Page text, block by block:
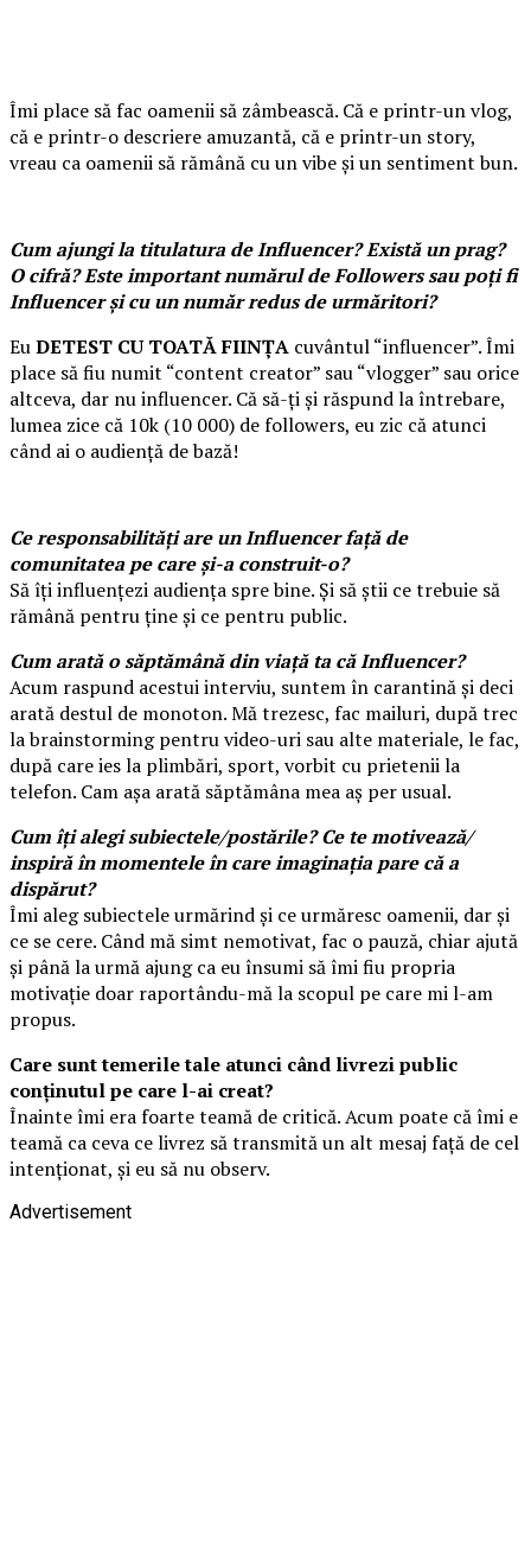
Îmi place să fac oamenii să zâmbească. Că e printr-un vlog,
că e printr-o descriere amuzantă, că e printr-un story,
vreau ca oamenii să rămână cu un vibe și un sentiment bun.
Cum ajungi la titulatura de Influencer? Există un prag?
O cifră? Este important numărul de Followers sau poți fi
Influencer și cu un număr redus de urmăritori?
EuDETEST CU TOATĂ FIINȚA cuvântul “influencer”. Îmi
place să fiu numit “content creator” sau “vlogger” sau orice
altceva, dar nu influencer. Că să-ți și răspund la întrebare,
lumea zice că 10k (10 000) de followers, eu zic că atunci
când ai o audiență de bază!
Ce responsabilități are un Influencer față de
comunitatea pe care și-a construit-o?
Să îți influențezi audiența spre bine. Și să știi ce trebuie să
rămână pentru ține și ce pentru public.
Cum arată o săptămână din viață ta că Influencer?
Acum raspund acestui interviu, suntem în carantină și deci
arată destul de monoton. Mă trezesc, fac mailuri, după trec
la brainstorming pentru video-uri sau alte materiale, le fac,
după care ies la plimbări, sport, vorbit cu prietenii la
telefon. Cam așa arată săptămâna mea aș per usual.
Cum îți alegi subiectele/postările? Ce te motivează/
inspiră în momentele în care imaginația pare că a
dispărut?
Îmi aleg subiectele urmărind și ce urmăresc oamenii, dar și
ce se cere. Când mă simt nemotivat, fac o pauză, chiar ajută
și până la urmă ajung ca eu însumi să îmi fiu propria
motivație doar raportându-mă la scopul pe care mi l-am
propus.
Care sunt temerile tale atunci când livrezi public
conținutul pe care l-ai creat?
Înainte îmi era foarte teamă de critică. Acum poate că îmi e
teamă ca ceva ce livrez să transmită un alt mesaj față de cel
intenționat, și eu să nu observ.
Advertisement